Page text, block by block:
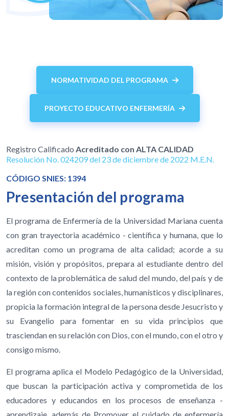
NORMATIVIDAD DEL PROGRAMA
PROYECTO EDUCATIVO ENFERMERÍA
Registro Calificado Acreditado con ALTA CALIDAD
Resolución No. 024209 del 23 de diciembre de 2022 M.E.N.
CÓDIGO SNIES: 1394
Presentación del programa
El programa de Enfermería de la Universidad Mariana cuenta
con gran trayectoria académico - científica y humana, que lo
acreditan como un programa de alta calidad; acorde a su
misión, visión y propósitos, prepara al estudiante dentro del
contexto de la problemática de salud del mundo, del país y de
la región con contenidos sociales, humanísticos y disciplinares,
propicia la formación integral de la persona desde Jesucristo y
su Evangelio para fomentar en su vida principios que
trasciendan en su relación con Dios, con el mundo, con el otro y
consigo mismo.
El programa aplica el Modelo Pedagógico de la Universidad,
que buscan la participación activa y comprometida de los
educadores y educandos en los procesos de enseñanza -